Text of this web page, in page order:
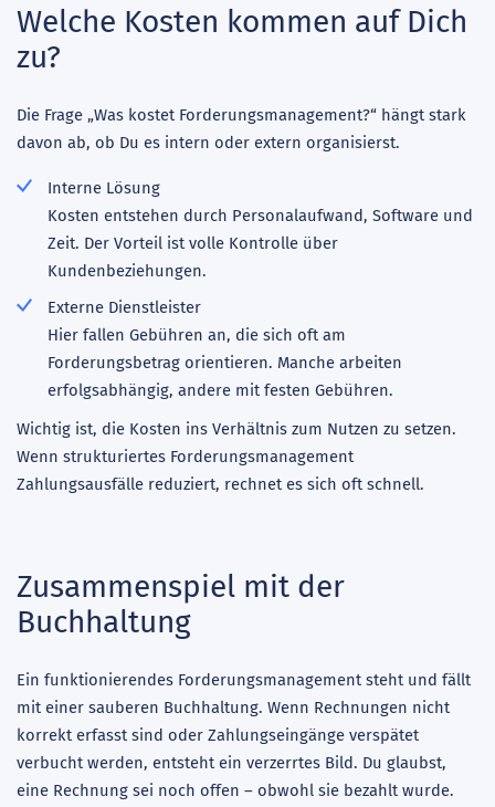
Welche Kosten kommen auf Dich
zu?
Die Frage „Was kostet Forderungsmanagement?“ hängt stark
davon ab, ob Du es intern oder extern organisierst.
Interne Lösung
Kosten entstehen durch Personalaufwand, Software und
Zeit. Der Vorteil ist volle Kontrolle über
Kundenbeziehungen.
Externe Dienstleister
Hier fallen Gebühren an, die sich oft am
Forderungsbetrag orientieren. Manche arbeiten
erfolgsabhängig, andere mit festen Gebühren.
Wichtig ist, die Kosten ins Verhältnis zum Nutzen zu setzen.
Wenn strukturiertes Forderungsmanagement
Zahlungsausfälle reduziert, rechnet es sich oft schnell.
Zusammenspiel mit der
Buchhaltung
Ein funktionierendes Forderungsmanagement steht und fällt
mit einer sauberen Buchhaltung. Wenn Rechnungen nicht
korrekt erfasst sind oder Zahlungseingänge verspätet
verbucht werden, entsteht ein verzerrtes Bild. Du glaubst,
eine Rechnung sei noch offen – obwohl sie bezahlt wurde.